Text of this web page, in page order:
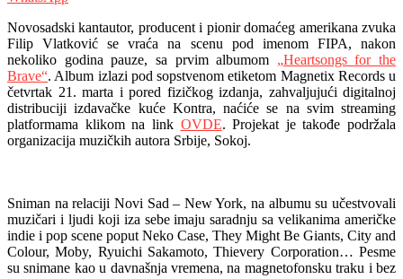
Novosadski kantautor, producent i pionir domaćeg amerikana zvuka
Filip Vlatković se vraća na scenu pod imenom FIPA, nakon
nekoliko godina pauze, sa prvim albumom „Heartsongs for the
Brave“. Album izlazi pod sopstvenom etiketom Magnetix Records u
četvrtak 21. marta i pored fizičkog izdanja, zahvaljujući digitalnoj
distribuciji izdavačke kuće Kontra, naćiće se na svim streaming
platformama klikom na link OVDE. Projekat je takođe podržala
organizacija muzičkih autora Srbije, Sokoj.
Sniman na relaciji Novi Sad – New York, na albumu su učestvovali
muzičari i ljudi koji iza sebe imaju saradnju sa velikanima američke
indie i pop scene poput Neko Case, They Might Be Giants, City and
Colour, Moby, Ryuichi Sakamoto, Thievery Corporation… Pesme
su snimane kao u davnašnja vremena, na magnetofonsku traku i bez